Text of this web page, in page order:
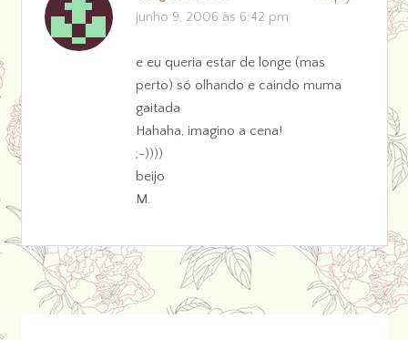
junho 9, 2006 às 6:42 pm
e eu queria estar de longe (mas
perto) só olhando e caindo muma
gaitada
Hahaha, imagino a cena!
;-))))
beijo
M.